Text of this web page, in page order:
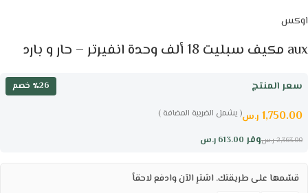
اوكس
aux مكيف سبليت 18 ألف وحدة انفيرتر – حار و بارد
سعر المنتج ٪26 خصم
( يشمل الضريبة المضافة ) 1,750.00 ر.س
وفر 613.00 ر.س 2,363.00 ر.س
قسّمها على طريقتك. اشترِ الآن وادفع لاحقاً